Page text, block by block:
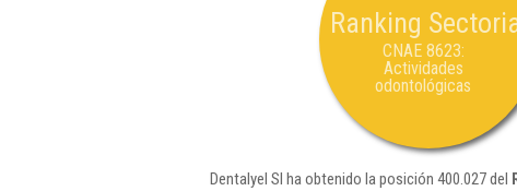
Ranking
CNAE 8623:
Actividades
odontológicas
Dentalyel Sl ha obtenido la posición 400.027 del